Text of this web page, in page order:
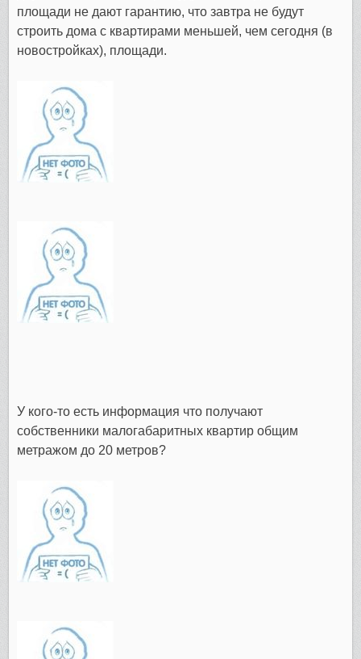
площади не дают гарантию, что завтра не будут
строить дома с квартирами меньшей, чем сегодня (в
новостройках), площади.
У кого-то есть информация что получают
собственники малогабаритных квартир общим
метражом до 20 метров?